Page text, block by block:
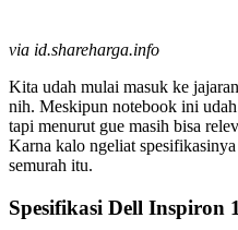
via id.shareharga.info
Kita udah mulai masuk ke
nih. Meskipun notebook ini
tapi menurut gue masih bisa
Karna kalo ngeliat
semurah itu.
Spesifikasi Dell Inspiron